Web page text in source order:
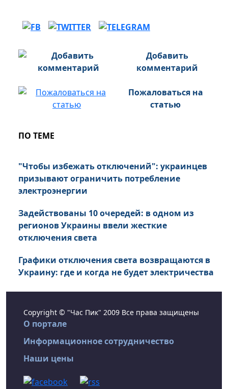
Добавить
комментарий
Пожаловаться на
статью
ПО ТЕМЕ
"Чтобы избежать отключений": украинцев
призывают ограничить потребление
электроэнергии
Задействованы 10 очередей: в одном из
регионов Украины ввели жесткие
отключения света
Графики отключения света возвращаются в
Украину: где и когда не будет электричества
Copyright © "Час Пик" 2009 Все права защищены
О портале
Информационное сотрудничество
Наши цены